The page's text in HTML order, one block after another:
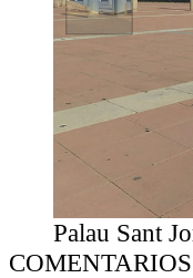
Palau Sant
COMENTARIOS